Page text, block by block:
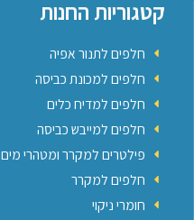
קטגוריות החנות
חלפים לתנור אפיה
חלפים למכונת כביסה
חלפים למדיח כלים
חלפים למייבש כביסה
פילטרים למקרר ומטהרי מים
חלפים למקרר
חומרי ניקוי